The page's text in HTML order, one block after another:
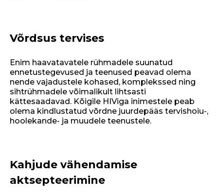
Võrdsus tervises
Enim haavatavatele rühmadele suunatud
ennetustegevused ja teenused peavad olema
nende vajadustele kohased, komplekssed ning
sihtrühmadele võimalikult lihtsasti
kättesaadavad. Kõigile HIViga inimestele peab
olema kindlustatud võrdne juurdepääs tervishoiu-,
hoolekande- ja muudele teenustele.
Kahjude vähendamise
aktsepteerimine